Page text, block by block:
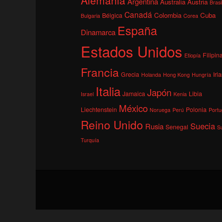
Brasil
Bulgaria Bélgica Canadá Colombia Corea Cuba
Dinamarca España
Estados Unidos Etiopía
Francia Grecia Holanda Hong Kong Hungría
Israel Italia Jamaica Japón Kenia Libia
Liechtenstein México Noruega Perú Polonia
Reino Unido Rusia Senegal Suecia
Turquía